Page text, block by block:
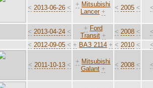
< 2013-06-26 < + Mitsubishi
Lancer +
< 2005 <
< 2013-04-24 < + Ford
Transit +
< 2008 <
< 2012-09-05 < + ВАЗ 2114 + < 2010 <
< 2011-10-13 < + Mitsubishi
Galant +
< 2008 <